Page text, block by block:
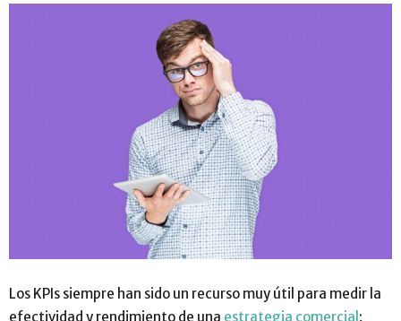
Los KPIs siempre han sido un recurso muy útil para medir la
efectividad y rendimiento de una estrategia comercial ;